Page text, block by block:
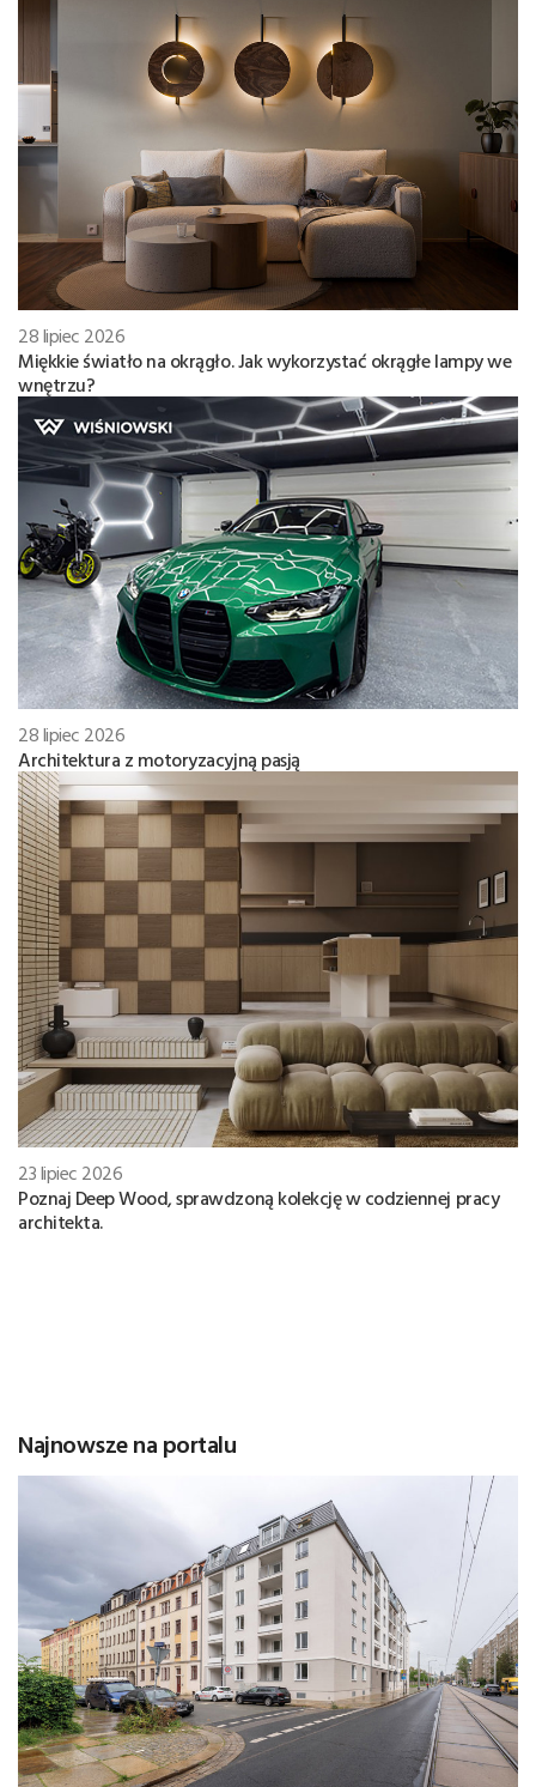
28 lipiec 2026
Miękkie światło na okrągło. Jak wykorzystać okrągłe lampy we
wnętrzu?
28 lipiec 2026
Architektura z motoryzacyjną pasją
23 lipiec 2026
Poznaj Deep Wood, sprawdzoną kolekcję w codziennej pracy
architekta.
Najnowsze na portalu